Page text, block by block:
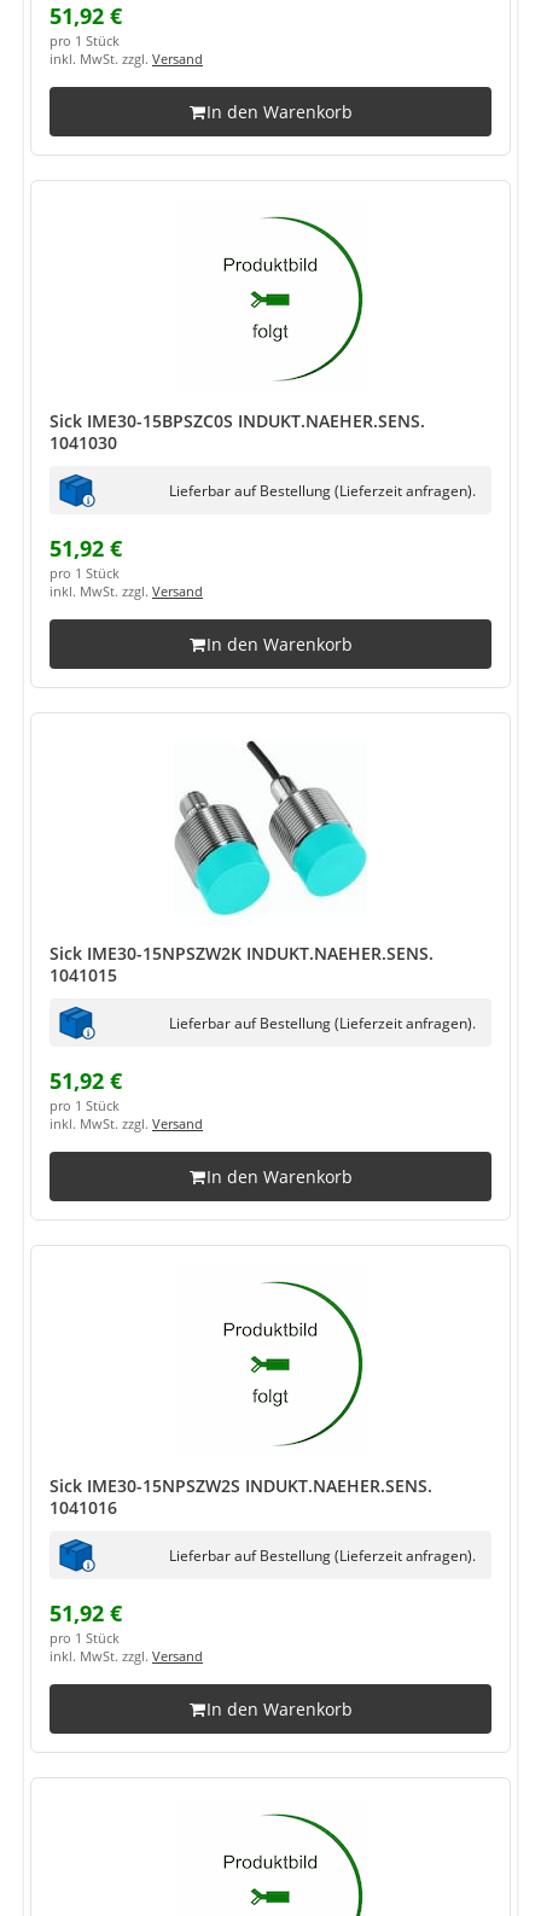
51,92 €
pro 1 Stück
inkl. MwSt. zzgl. Versand
In den Warenkorb
Sick IME30-15BPSZC0S INDUKT.NAEHER.SENS.
1041030
Lieferbar auf Bestellung (Lieferzeit anfragen).
51,92 €
pro 1 Stück
inkl. MwSt. zzgl. Versand
In den Warenkorb
Sick IME30-15NPSZW2K INDUKT.NAEHER.SENS.
1041015
Lieferbar auf Bestellung (Lieferzeit anfragen).
51,92 €
pro 1 Stück
inkl. MwSt. zzgl. Versand
In den Warenkorb
Sick IME30-15NPSZW2S INDUKT.NAEHER.SENS.
1041016
Lieferbar auf Bestellung (Lieferzeit anfragen).
51,92 €
pro 1 Stück
inkl. MwSt. zzgl. Versand
In den Warenkorb